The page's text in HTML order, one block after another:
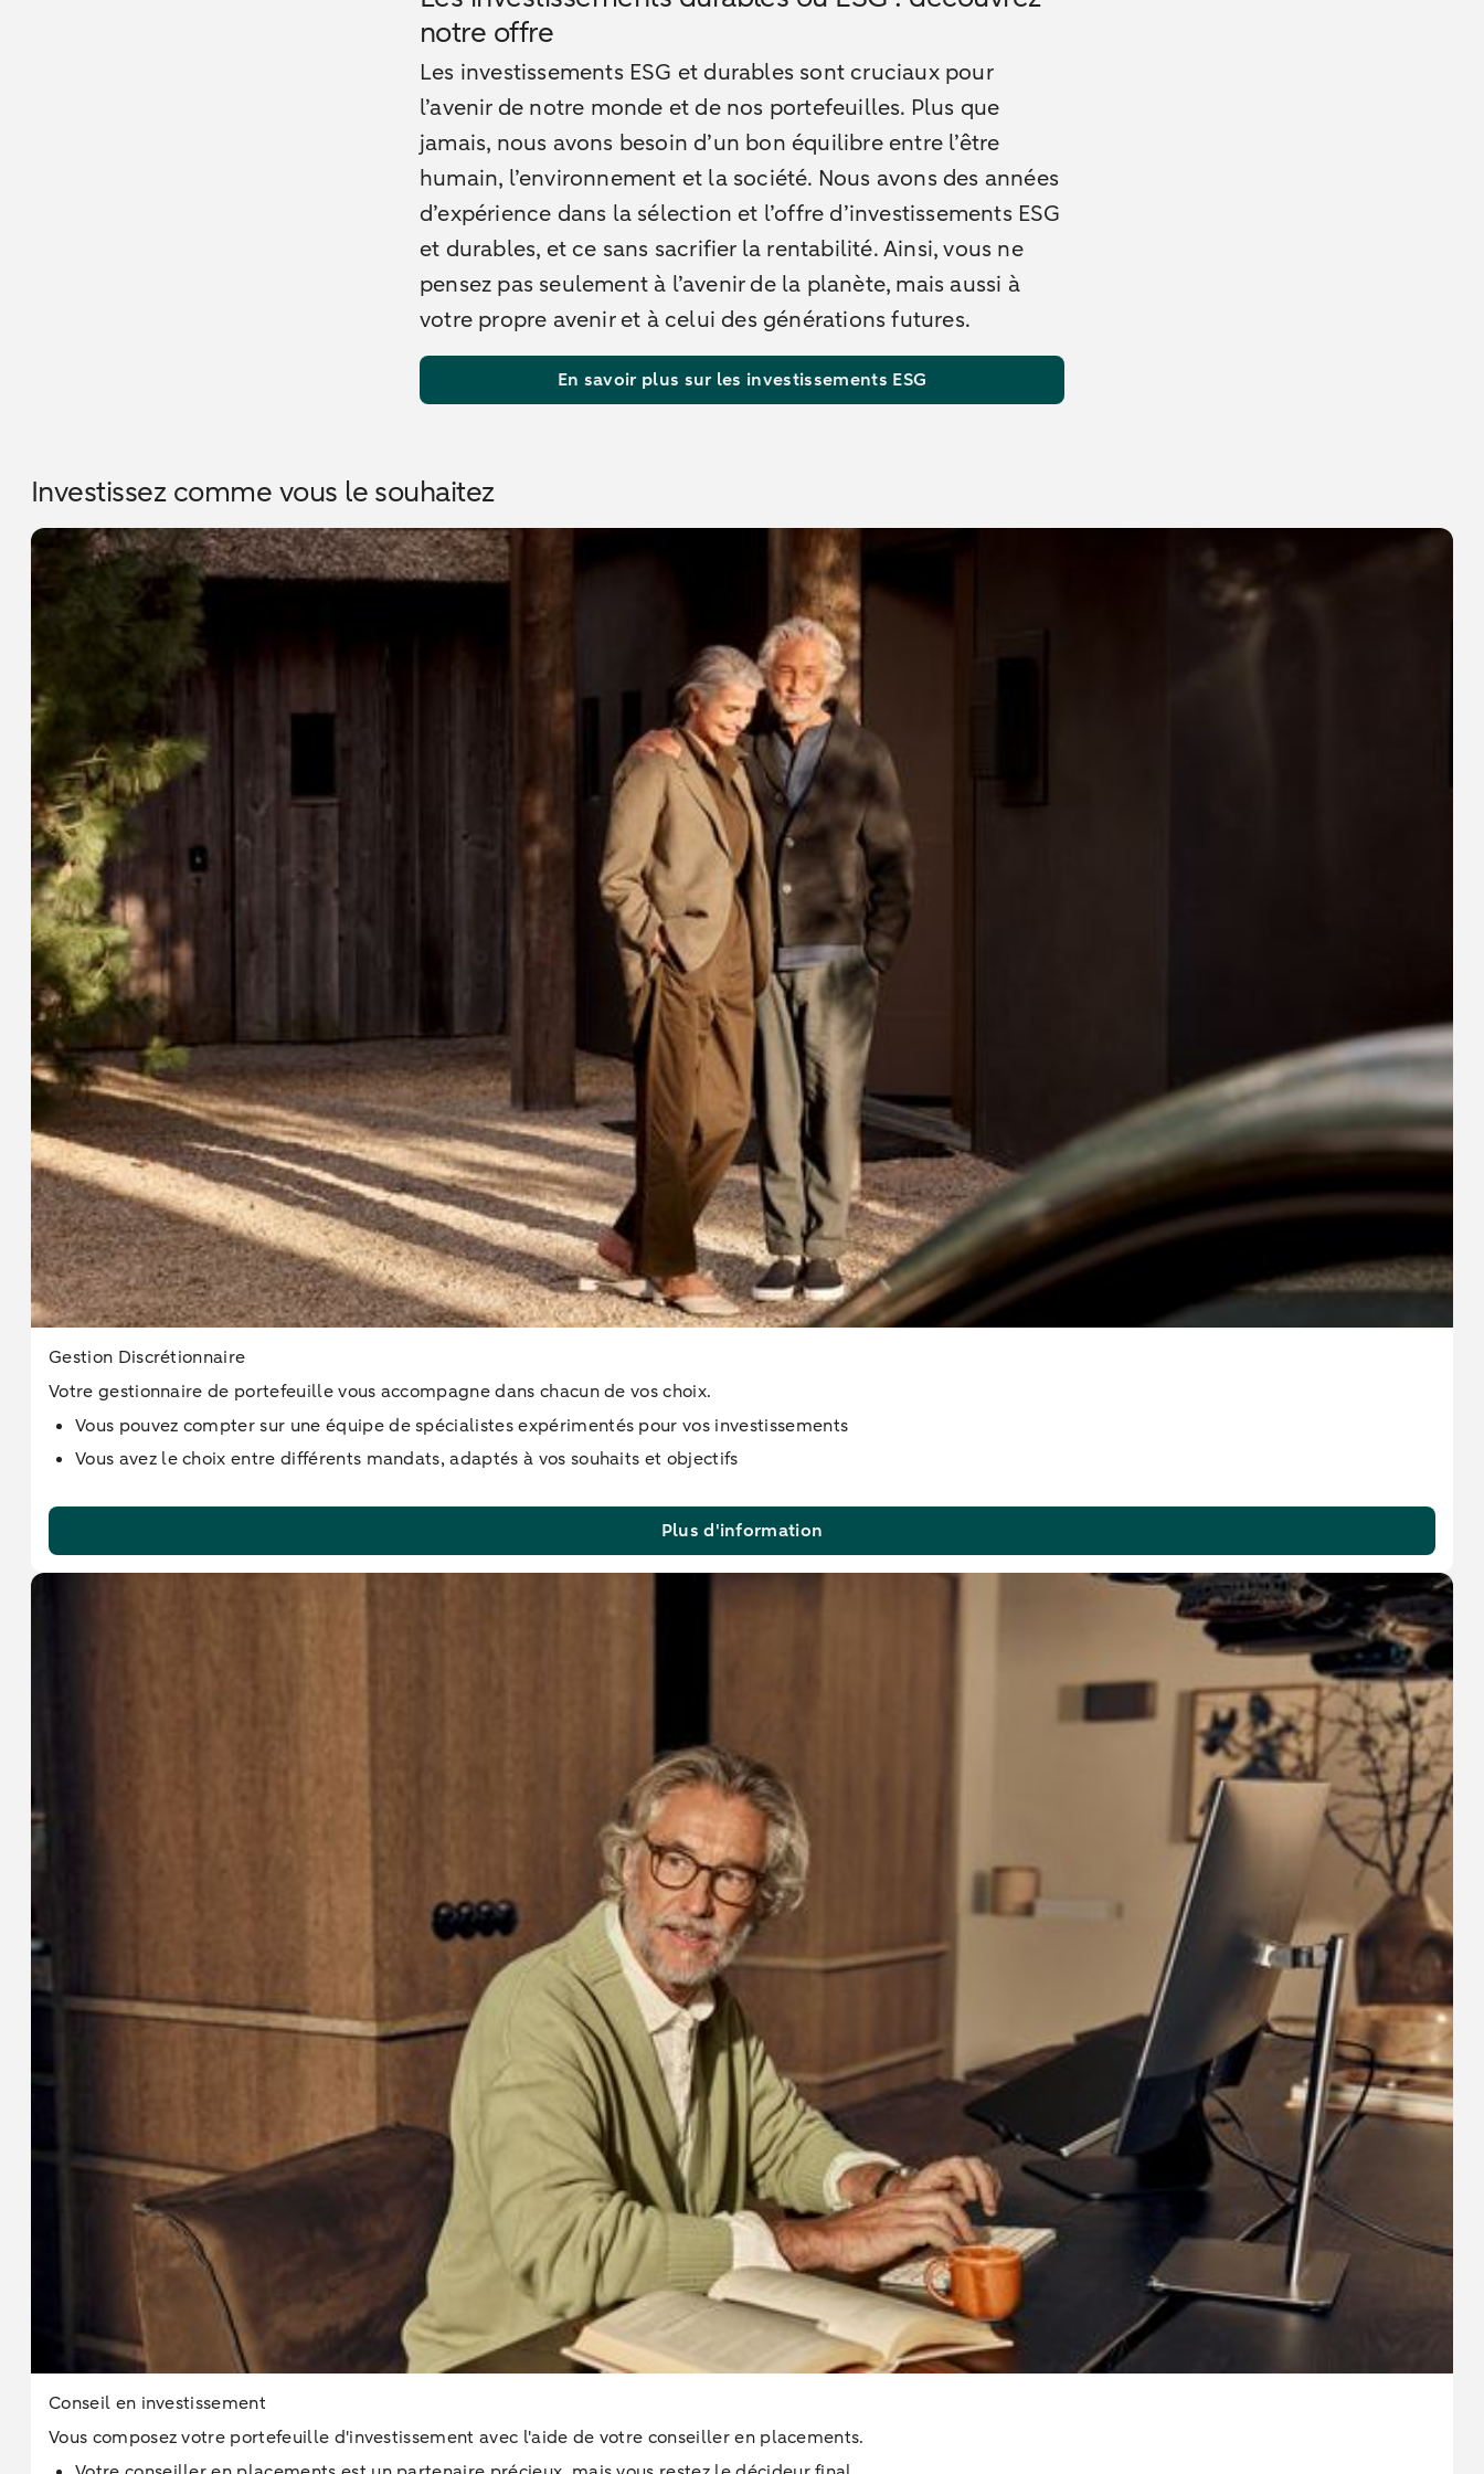
notre offre
Les investissements ESG et durables sont cruciaux pour
l’avenir de notre monde et de nos portefeuilles. Plus que
jamais, nous avons besoin d’un bon équilibre entre l’être
humain, l’environnement et la société. Nous avons des années
d’expérience dans la sélection et l’offre d’investissements ESG
et durables, et ce sans sacrifier la rentabilité. Ainsi, vous ne
pensez pas seulement à l’avenir de la planète, mais aussi à
votre propre avenir et à celui des générations futures.
En savoir plus sur les investissements ESG
Investissez comme vous le souhaitez
Gestion Discrétionnaire
Votre gestionnaire de portefeuille vous accompagne dans chacun de vos choix.
Vous pouvez compter sur une équipe de spécialistes expérimentés pour vos investissements
Vous avez le choix entre différents mandats, adaptés à vos souhaits et objectifs
Plus d'information
Conseil en investissement
Vous composez votre portefeuille d'investissement avec l'aide de votre conseiller en placements.